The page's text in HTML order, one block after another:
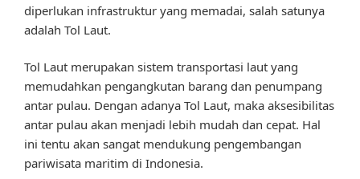
diperlukan infrastruktur yang memadai, salah satunya
adalah Tol Laut.
Tol Laut merupakan sistem transportasi laut yang
memudahkan pengangkutan barang dan penumpang
antar pulau. Dengan adanya Tol Laut, maka aksesibilitas
antar pulau akan menjadi lebih mudah dan cepat. Hal
ini tentu akan sangat mendukung pengembangan
pariwisata maritim di Indonesia.